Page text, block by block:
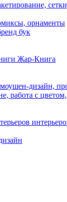
орнаменты
бук
Жар-Книга
дизайн,
работа с